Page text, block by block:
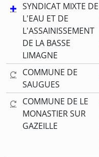
SYNDICAT MIXTE DE
L'EAU ET DE
L'ASSAINISSEMENT
DE LA BASSE
LIMAGNE
COMMUNE DE
SAUGUES
COMMUNE DE LE
MONASTIER SUR
GAZEILLE